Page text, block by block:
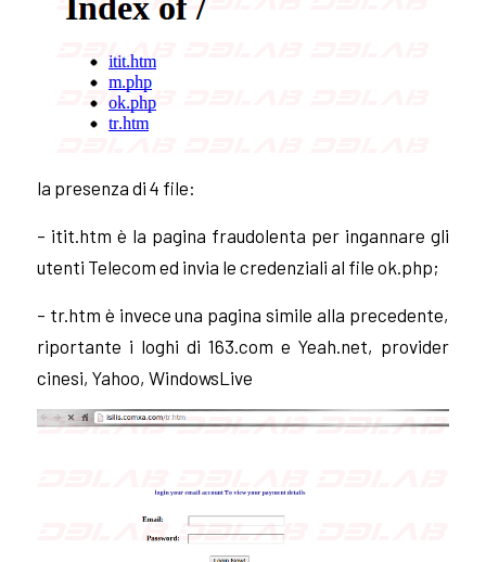
la presenza di 4 file:
– itit.htm è la pagina fraudolenta per ingannare gli
utenti Telecom ed invia le credenziali al file ok.php;
– tr.htm è invece una pagina simile alla precedente,
riportante i loghi di 163.com e Yeah.net, provider
cinesi, Yahoo, WindowsLive